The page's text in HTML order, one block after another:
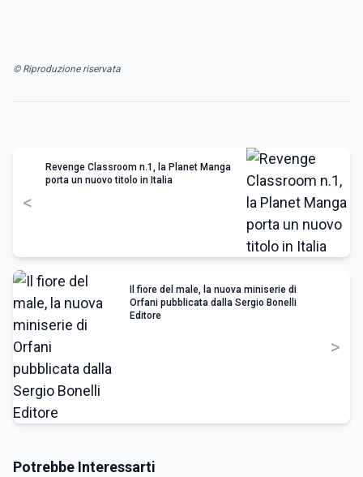
© Riproduzione riservata
<
Revenge Classroom n.1, la Planet Manga
porta un nuovo titolo in Italia
Il fiore del male, la nuova miniserie di
Orfani pubblicata dalla Sergio Bonelli
Editore
>
Potrebbe Interessarti